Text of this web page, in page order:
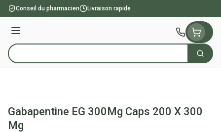
Aller au contenu
Conseil du pharmacien Livraison rapide
Menu
Rechercher
Gabapentine EG 300Mg Caps 200 X 300
Mg